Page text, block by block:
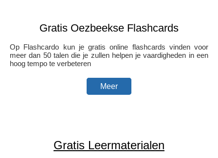
Gratis Oezbeekse Flashcards
Op Flashcardo kun je gratis online flashcards vinden voor
meer dan 50 talen die je zullen helpen je vaardigheden in een
hoog tempo te verbeteren
Meer
Gratis Leermaterialen